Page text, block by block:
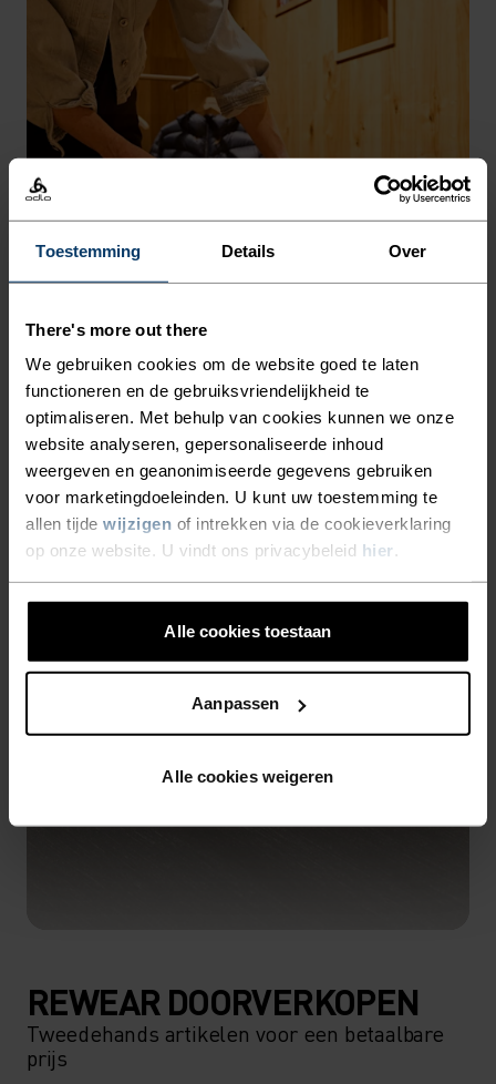
Toestemming Details Over
There's more out there
We gebruiken cookies om de website goed te laten
functioneren en de gebruiksvriendelijkheid te
optimaliseren. Met behulp van cookies kunnen we onze
website analyseren, gepersonaliseerde inhoud
weergeven en geanonimiseerde gegevens gebruiken
voor marketingdoeleinden. U kunt uw toestemming te
allen tijde wijzigen of intrekken via de cookieverklaring
op onze website. U vindt ons privacybeleid hier .
Alle cookies toestaan
Aanpassen
Alle cookies weigeren
REWEAR DOORVERKOPEN
Tweedehands artikelen voor een betaalbare
prijs